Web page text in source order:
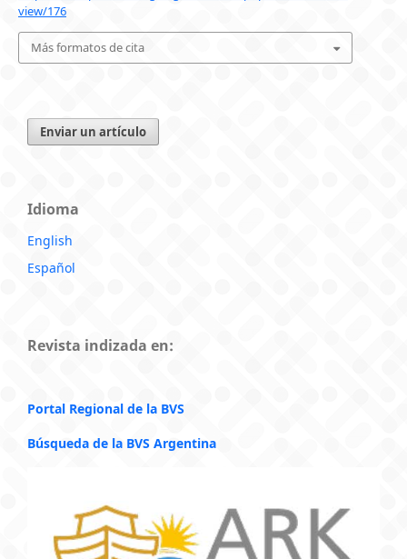
view/176
Más formatos de cita
Enviar un artículo
Idioma
English
Español
Revista indizada en:
Portal Regional de la BVS
Búsqueda de la BVS Argentina